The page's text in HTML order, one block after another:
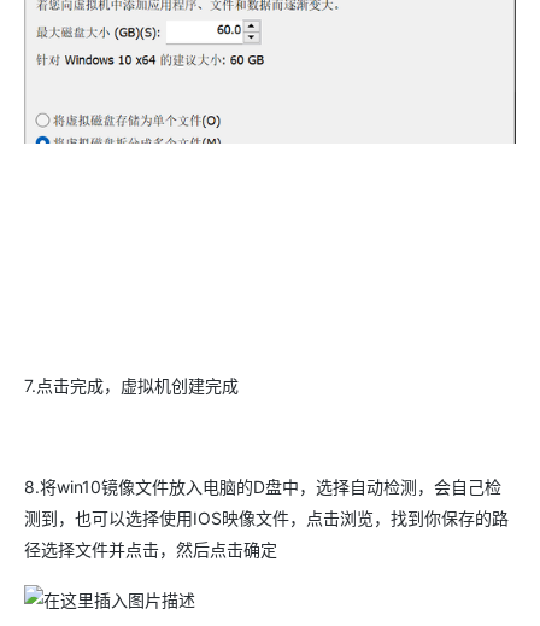
7.点击完成，虚拟机创建完成
8.将win10镜像文件放入电脑的D盘中，选择自动检测，会自己检
测到，也可以选择使用IOS映像文件，点击浏览，找到你保存的路
径选择文件并点击，然后点击确定